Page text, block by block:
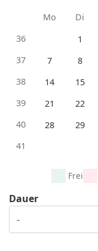
Mo
Di
36
1
37
7 8
38
14 15
39
21 22
40
28 29
41
Frei
Dauer